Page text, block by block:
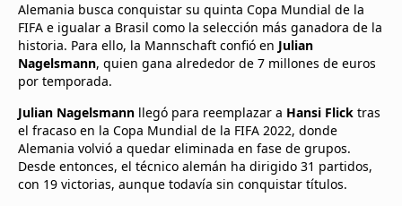
Alemania busca conquistar su quinta Copa Mundial de la
FIFA e igualar a Brasil como la selección más ganadora de la
historia. Para ello, la Mannschaft confió en Julian
Nagelsmann, quien gana alrededor de 7 millones de euros
por temporada.
Julian Nagelsmann llegó para reemplazar a Hansi Flick tras
el fracaso en la Copa Mundial de la FIFA 2022, donde
Alemania volvió a quedar eliminada en fase de grupos.
Desde entonces, el técnico alemán ha dirigido 31 partidos,
con 19 victorias, aunque todavía sin conquistar títulos.